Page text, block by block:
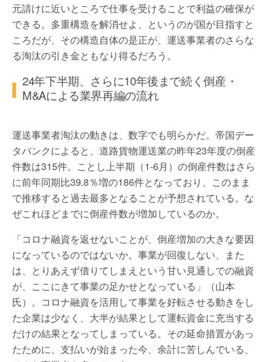
元請けに近いところで仕事を受けることで利益の確保が
できる。多重構造を解消せよ、というのが国が目指すと
ころだが、その構造自体の是正が、運送事業者のさらな
る淘汰の引き金ともなり得るだろう。
24年下半期、さらに10年後まで続く倒産・
M&Aによる業界再編の流れ
運送事業者淘汰の動きは、数字でも明らかだ。帝国デー
タバンクによると、道路貨物運送業の昨年23年度の倒産
件数は315件。ことし上半期（1-6月）の倒産件数はさら
に前年同期比39.8％増の186件となっており、このまま
で推移すると過去最多となることが予想されている。な
ぜこれほどまでに倒産件数が増加しているのか。
「コロナ融資を返せないことが、倒産増加の大きな要因
になっているのではないか。事業が回復しない、また
は、とりあえず借りてしまえという甘い見通しでの融資
が、ここにきて事業の足かせとなっている」（山本
氏）。コロナ融資を活用して事業を好転させる動きをし
た企業は少なく、大半が結果として運転資金に充当する
だけの結果となってしまっている。その延命措置があっ
たために、支払いが始まった今、余計に苦しんでいる、